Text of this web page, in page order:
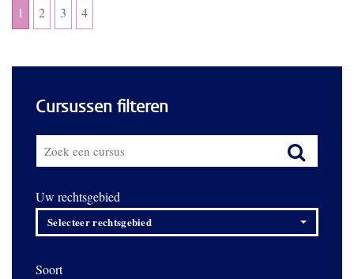
1 2 3 4
Cursussen filteren
Uw rechtsgebied
Selecteer rechtsgebied
Soort